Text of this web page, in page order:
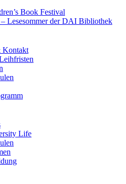
Book Festival
– Lesesommer der DAI Bibliothek
Kontakt
Life